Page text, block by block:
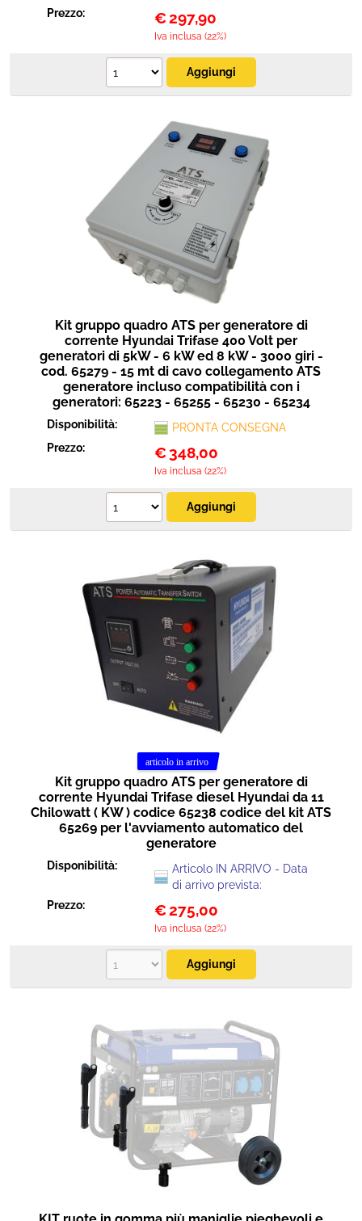
Prezzo: €297,90
Iva inclusa (22%)
Kit gruppo quadro ATS per generatore di
corrente Hyundai Trifase 400 Volt per
generatori di 5kW - 6 kW ed 8 kW - 3000 giri -
cod. 65279 - 15 mt di cavo collegamento ATS
generatore incluso compatibilità con i
generatori: 65223 - 65255 - 65230 - 65234
Disponibilità:
PRONTA CONSEGNA
Prezzo:
€ 348,00
Iva inclusa (22%)
Kit gruppo quadro ATS per generatore di
corrente Hyundai Trifase diesel Hyundai da 11
Chilowatt ( KW ) codice 65238 codice del kit ATS
65269 per l'avviamento automatico del
generatore
Disponibilità:
Articolo IN ARRIVO - Data
di arrivo prevista:
Prezzo:
€275,00
Iva inclusa (22%)